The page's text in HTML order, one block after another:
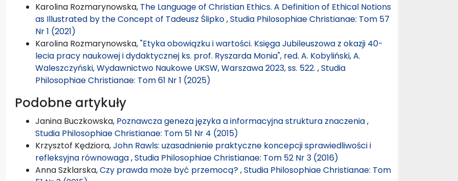
Karolina Rozmarynowska, The Language of Christian Ethics. A Definition of Ethical Notions
as Illustrated by the Concept of Tadeusz Ślipko,Studia Philosophiae Christianae: Tom 57
Nr 1 (2021)
Karolina Rozmarynowska,"Etyka obowiązku i wartości. Księga Jubileuszowa z okazji 40-
lecia pracy naukowej i dydaktycznej ks. prof. Ryszarda Monia", red. A. Kobyliński, A.
Waleszczyński, Wydawnictwo Naukowe UKSW, Warszawa 2023, ss. 522. ,Studia
Philosophiae Christianae: Tom 61 Nr 1 (2025)
Podobne artykuły
Janina Buczkowska, Poznawcza geneza języka a informacyjna struktura znaczenia,
Studia Philosophiae Christianae: Tom 51 Nr 4 (2015)
Krzysztof Kędziora,John Rawls: uzasadnienie praktyczne koncepcji sprawiedliwości i
refleksyjna równowaga,Studia Philosophiae Christianae: Tom 52 Nr 3 (2016)
Anna Szklarska,Czy prawda może być przemocą?,Studia Philosophiae Christianae: Tom